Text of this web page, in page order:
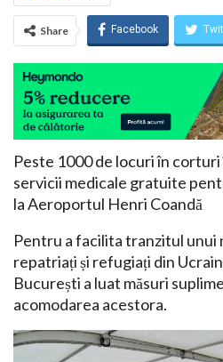
Share Facebook
Peste 1000 de locuri în
servicii medicale gratuite
la Aeroportul Henri Coandă
Pentru a facilita tranzitul unui
repatriați și refugiați din
București a luat măsuri
acomodarea acestora.